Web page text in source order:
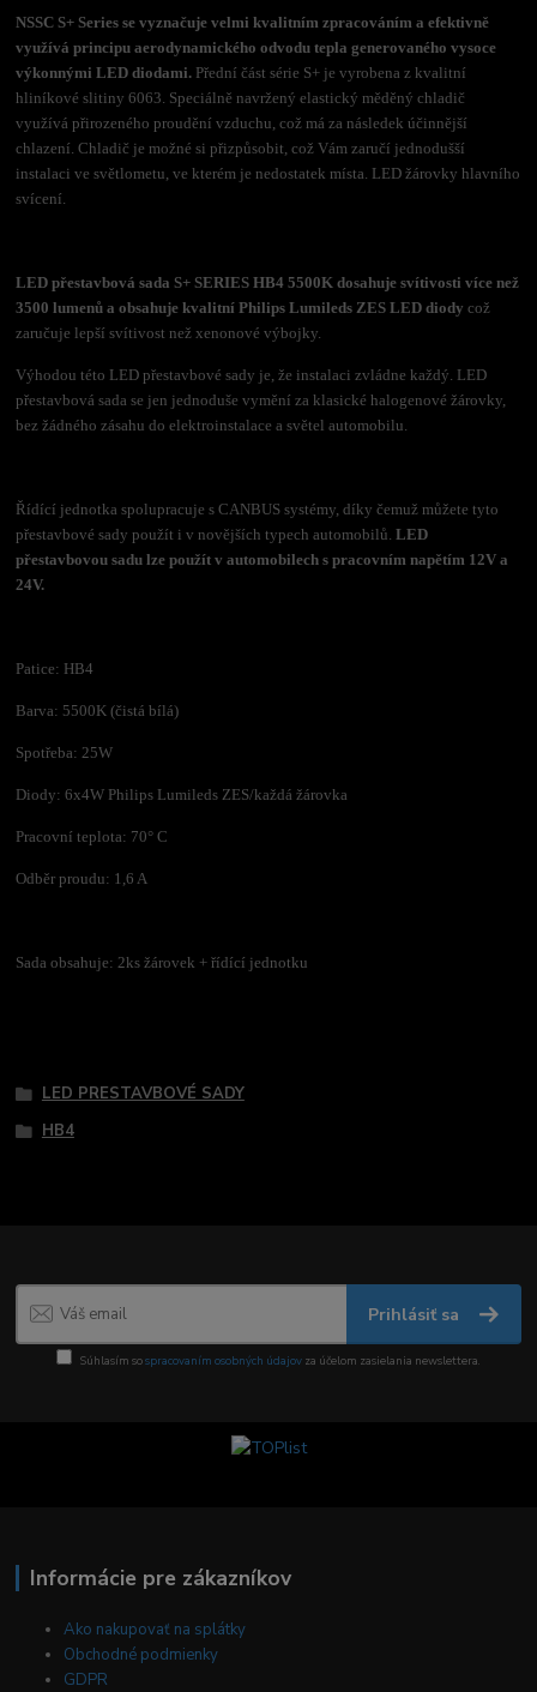
NSSC S+ Series se vyznačuje velmi kvalitním zpracováním a efektivně
využívá principu aerodynamického odvodu tepla generovaného vysoce
výkonnými LED diodami. Přední část série S+ je vyrobena z kvalitní
hliníkové slitiny 6063. Speciálně navržený elastický měděný chladič
využívá přirozeného proudění vzduchu, což má za následek účinnější
chlazení. Chladič je možné si přizpůsobit, což Vám zaručí jednodušší
instalaci ve světlometu, ve kterém je nedostatek místa. LED žárovky hlavního
svícení.
LED přestavbová sada S+ SERIES HB4 5500K dosahuje svítivosti více než
3500 lumenů a obsahuje kvalitní Philips Lumileds ZES LED diody což
zaručuje lepší svítivost než xenonové výbojky.
Výhodou této LED přestavbové sady je, že instalaci zvládne každý. LED
přestavbová sada se jen jednoduše vymění za klasické halogenové žárovky,
bez žádného zásahu do elektroinstalace a světel automobilu.
Řídící jednotka spolupracuje s CANBUS systémy, díky čemuž můžete tyto
přestavbové sady použít i v novějších typech automobilů.LED
přestavbovou sadu lze použít v automobilech s pracovním napětím 12V a
24V.
Patice: HB4
Barva: 5500K (čistá bílá)
Spotřeba: 25W
Diody: 6x4W Philips Lumileds ZES/každá žárovka
Pracovní teplota: 70° C
Odběr proudu: 1,6 A
Sada obsahuje: 2ks žárovek + řídící jednotku
LED PRESTAVBOVÉ SADY
HB4
Prihlásiť sa
Súhlasím sospracovaním osobných údajov za účelom zasielania newslettera.
Informácie pre zákazníkov
Ako nakupovať na splátky
Obchodné podmienky
GDPR